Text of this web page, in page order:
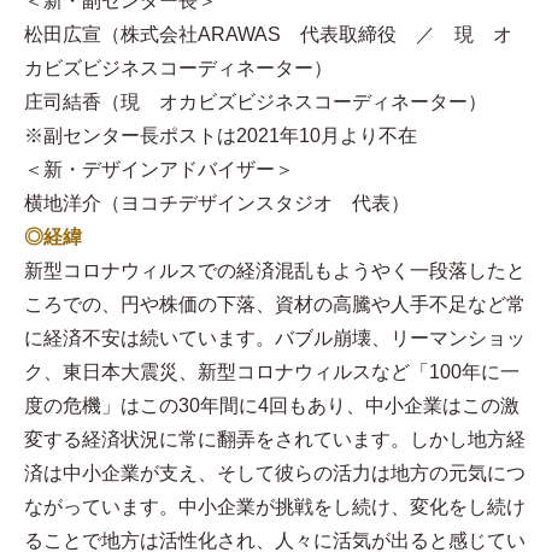
松田広宣（株式会社ARAWAS 代表取締役 ／ 現 オ
カビズビジネスコーディネーター）
庄司結香（現 オカビズビジネスコーディネーター）
※副センター長ポストは2021年10月より不在
＜新・デザインアドバイザー＞
横地洋介（ヨコチデザインスタジオ 代表）
◎経緯
新型コロナウィルスでの経済混乱もようやく一段落したと
ころでの、円や株価の下落、資材の高騰や人手不足など常
に経済不安は続いています。バブル崩壊、リーマンショッ
ク、東日本大震災、新型コロナウィルスなど「100年に一
度の危機」はこの30年間に4回もあり、中小企業はこの激
変する経済状況に常に翻弄をされています。しかし地方経
済は中小企業が支え、そして彼らの活力は地方の元気につ
ながっています。中小企業が挑戦をし続け、変化をし続け
ることで地方は活性化され、人々に活気が出ると感じてい